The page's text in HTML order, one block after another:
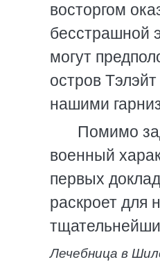
восторгом
бесстрашной
могут
остров
нашими
Помимо
военный
первых
раскроет для
Лечебница в